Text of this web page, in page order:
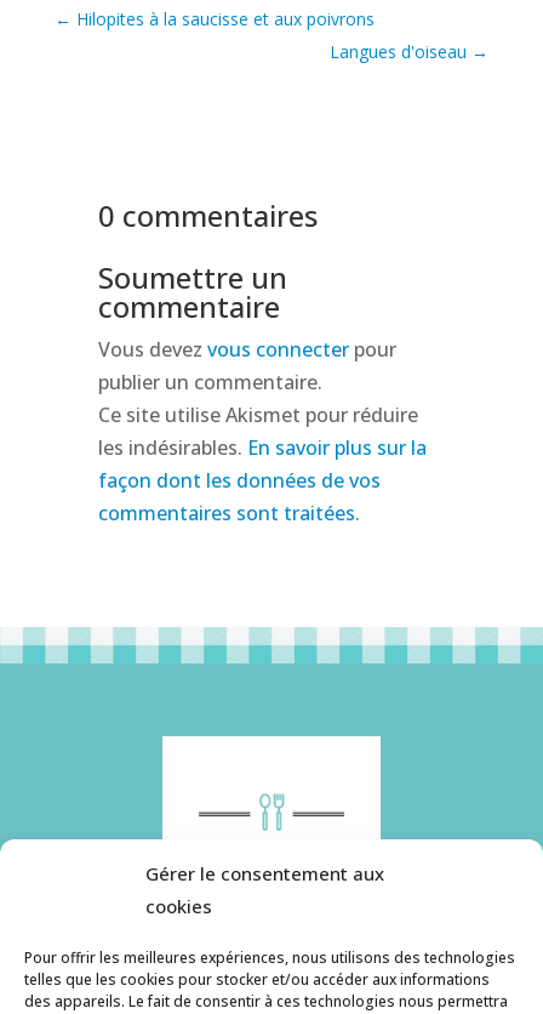
Gérer le consentement aux
cookies
Pour offrir les meilleures expériences, nous utilisons des technologies
telles que les cookies pour stocker et/ou accéder aux informations
des appareils. Le fait de consentir à ces technologies nous permettra
← Hilopites à la saucisse et aux poivrons
Langues d'oiseau →
0 commentaires
Soumettre un
commentaire
Vous devez vous connecterpour
publier un commentaire.
Ce site utilise Akismet pour réduire
les indésirables. En savoir plus sur la
façon dont les données de vos
commentaires sont traitées.
Histoire de pâtes utilise des cookies. Pour en